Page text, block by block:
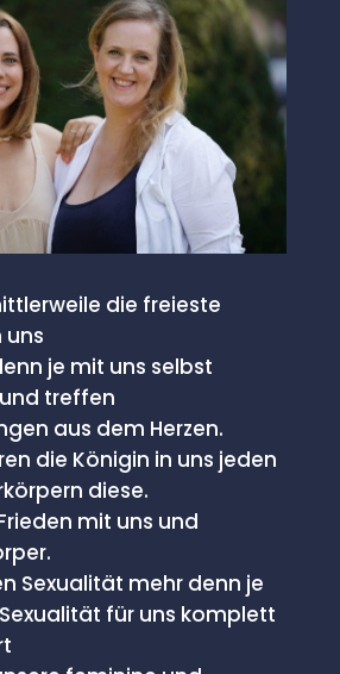
die freieste
uns
je mit uns selbst
treffen
aus dem Herzen.
die Königin in uns jeden
diese.
mit uns und
Sexualität mehr denn je
für uns komplett